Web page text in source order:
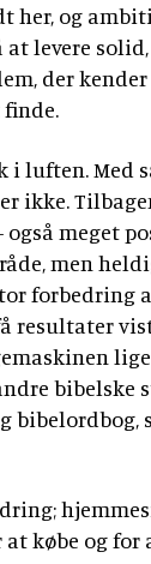
og
levere
der
luften. Med
ikke.
meget
men
forbedring
resultater
bibelske
købe og